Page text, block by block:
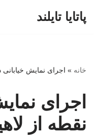
پاتایا تایلند
خانه » اجرای نمایش خیابانی
اجرای
نقطه از